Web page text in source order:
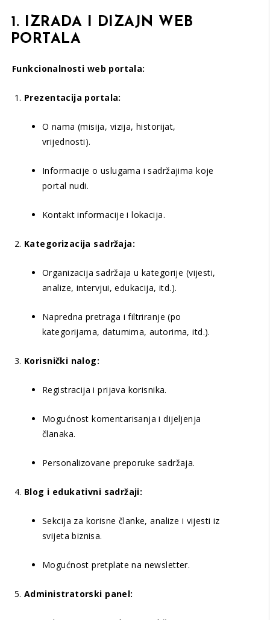
1. IZRADA I DIZAJN WEB
PORTALA
Funkcionalnosti web portala:
Prezentacija portala:
O nama (misija, vizija, historijat,
vrijednosti).
Informacije o uslugama i sadržajima koje
portal nudi.
Kontakt informacije i lokacija.
Kategorizacija sadržaja:
Organizacija sadržaja u kategorije (vijesti,
analize, intervjui, edukacija, itd.).
Napredna pretraga i filtriranje (po
kategorijama, datumima, autorima, itd.).
Korisnički nalog:
Registracija i prijava korisnika.
Mogućnost komentarisanja i dijeljenja
članaka.
Personalizovane preporuke sadržaja.
Blog i edukativni sadržaji:
Sekcija za korisne članke, analize i vijesti iz
svijeta biznisa.
Mogućnost pretplate na newsletter.
Administratorski panel: